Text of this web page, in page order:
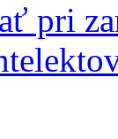
pri